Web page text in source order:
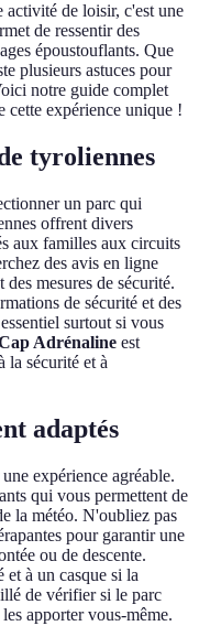
activité de loisir, c'est une
de ressentir des
époustouflants. Que
plusieurs astuces pour
notre guide complet
cette expérience unique !
tyroliennes
un parc qui
offrent divers
aux familles aux circuits
des avis en ligne
mesures de sécurité.
de sécurité et des
surtout si vous
Adrénaline est
la sécurité et à
adaptés
expérience agréable.
qui vous permettent de
la météo. N'oubliez pas
pour garantir une
ou de descente.
et à un casque si la
de vérifier si le parc
apporter vous-même.